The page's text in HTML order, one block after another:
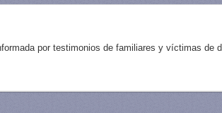
por testimonios de familiares y víctimas de